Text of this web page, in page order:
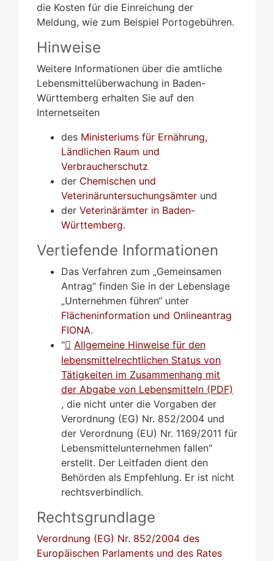
die Kosten für die Einreichung der
Meldung, wie zum Beispiel Portogebühren.
Hinweise
Weitere Informationen über die amtliche
Lebensmittelüberwachung in Baden-
Württemberg erhalten Sie auf den
Internetseiten
des Ministeriums für Ernährung,
Ländlichen Raum und
Verbraucherschutz
der Chemischen und
Veterinäruntersuchungsämter und
der Veterinärämter in Baden-
Württemberg.
Vertiefende Informationen
Das Verfahren zum „Gemeinsamen
Antrag“ finden Sie in der Lebenslage
„Unternehmen führen“ unter
Flächeninformation und Onlineantrag
FIONA.
"
Allgemeine Hinweise für den
lebensmittelrechtlichen Status von
Tätigkeiten im Zusammenhang mit
der Abgabe von Lebensmitteln (PDF)
, die nicht unter die Vorgaben der
Verordnung (EG) Nr. 852/2004 und
der Verordnung (EU) Nr. 1169/2011 für
Lebensmittelunternehmen fallen"
erstellt. Der Leitfaden dient den
Behörden als Empfehlung. Er ist nicht
rechtsverbindlich.
Rechtsgrundlage
Verordnung (EG) Nr. 852/2004 des
Europäischen Parlaments und des Rates